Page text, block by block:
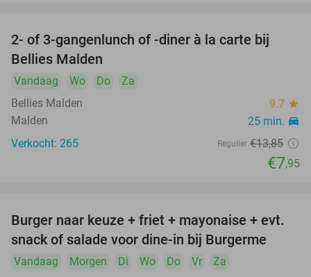
43%
2- of 3-gangenlunch of -diner à la carte bij
Bellies Malden
Vandaag Wo Do
Za
Bellies Malden
9.7 star
Malden 25 min. directions_car
Verkocht: 265 Regulier €13,85
€7,95
35%
Burger naar keuze + friet + mayonaise + evt.
snack of salade voor dine-in bij Burgerme
Vandaag Morgen Di Wo Do Vr Za